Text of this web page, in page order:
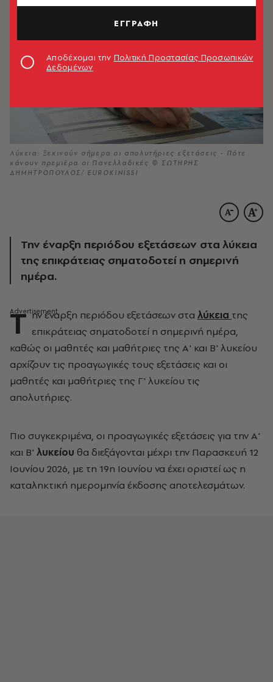
Λύκεια: Ξεκινούν σήμερα οι απολυτήριες εξετάσεις - Πότε
κάνουν πρεμιέρα οι Πανελλαδικές © ΣΩΤΗΡΗΣ
ΔΗΜΗΤΡΟΠΟΥΛΟΣ/ EUROKINISSI
Την έναρξη περιόδου εξετάσεων στα λύκεια
της επικράτειας σηματοδοτεί η σημερινή
ημέρα.
Τ ην έναρξη περιόδου εξετάσεων στα λύκεια της
επικράτειας σηματοδοτεί η σημερινή ημέρα,
καθώς οι μαθητές και μαθήτριες της Α' και Β' λυκείου
αρχίζουν τις προαγωγικές τους εξετάσεις και οι
μαθητές και μαθήτριες της Γ' λυκείου τις
απολυτήριες.
Πιο συγκεκριμένα, οι προαγωγικές εξετάσεις για την Α'
και Β' λυκείου θα διεξάγονται μέχρι την Παρασκευή 12
Ιουνίου 2026, με τη 19η Ιουνίου να έχει οριστεί ως η
καταληκτική ημερομηνία έκδοσης αποτελεσμάτων.
ΕΓΓΡΑΦΗ
Αποδέχομαι την Πολιτική Προστασίας Προσωπικών
Δεδομένων